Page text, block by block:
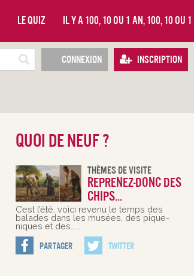
Le quiz Il y a 100, 10 ou 1 an, 100, 10 ou
Connexion Inscription
Quoi de neuf ?
Thèmes De Visite
Reprenez-donc des
chips...
C’est l’été, voici revenu le temps des
balades dans les musées, des pique-
niques et des...…
Partager Twitter